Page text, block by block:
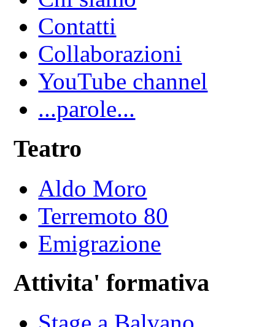
Contatti
Collaborazioni
YouTube channel
...parole...
Teatro
Aldo Moro
Terremoto 80
Emigrazione
Attivita' formativa